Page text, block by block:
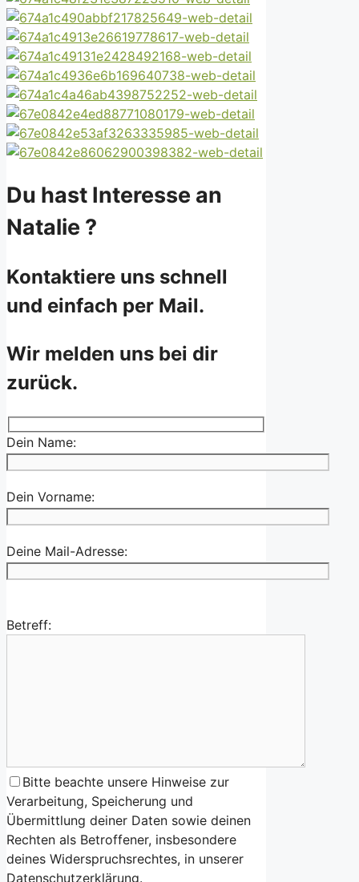
Du hast Interesse an
Natalie ?
Kontaktiere uns schnell
und einfach per Mail.
Wir melden uns bei dir
zurück.
Dein Name:
Dein Vorname:
Deine Mail-Adresse:
Betreff:
Bitte beachte unsere Hinweise zur
Verarbeitung, Speicherung und
Übermittlung deiner Daten sowie deinen
Rechten als Betroffener, insbesondere
deines Widerspruchsrechtes, in unserer
Datenschutzerklärung.